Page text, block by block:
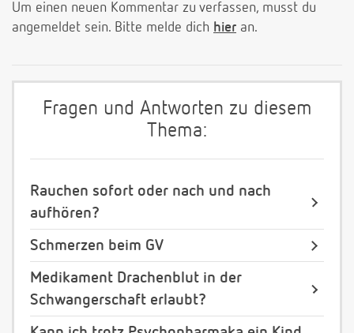
Um einen neuen Kommentar zu verfassen, musst du
angemeldet sein. Bitte melde dich hier an.
Fragen und Antworten zu diesem
Thema:
Rauchen sofort oder nach und nach
aufhören?
Schmerzen beim GV
Medikament Drachenblut in der
Schwangerschaft erlaubt?